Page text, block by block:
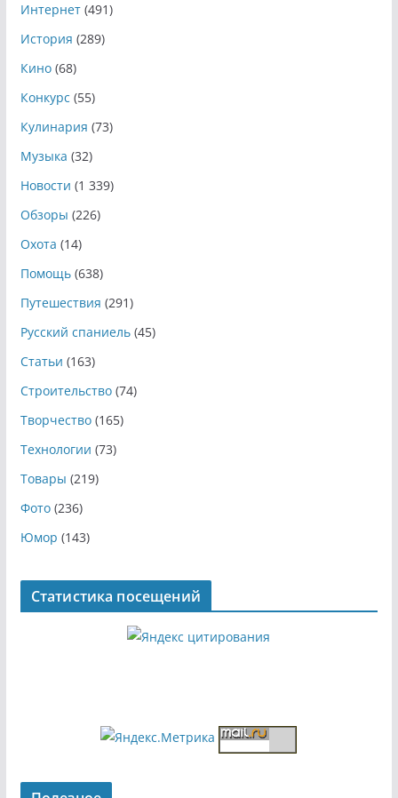
Интернет(491)
История (289)
Кино(68)
Конкурс (55)
Кулинария (73)
Музыка (32)
Новости (1 339)
Обзоры (226)
Охота (14)
Помощь(638)
Путешествия (291)
Русский спаниель(45)
Статьи (163)
Строительство(74)
Творчество(165)
Технологии (73)
Товары (219)
Фото(236)
Юмор (143)
Статистика посещений